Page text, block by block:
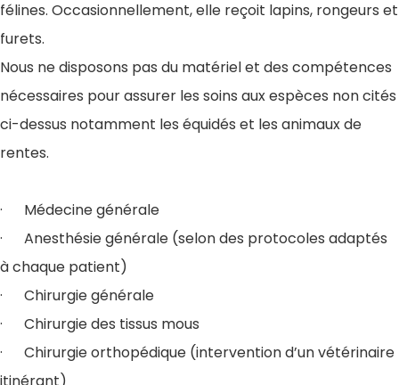
félines. Occasionnellement, elle reçoit lapins, rongeurs et
furets.
Nous ne disposons pas du matériel et des compétences
nécessaires pour assurer les soins aux espèces non cités
ci-dessus notamment les équidés et les animaux de
rentes.
· Médecine générale
· Anesthésie générale (selon des protocoles adaptés
à chaque patient)
· Chirurgie générale
· Chirurgie des tissus mous
· Chirurgie orthopédique (intervention d’un vétérinaire